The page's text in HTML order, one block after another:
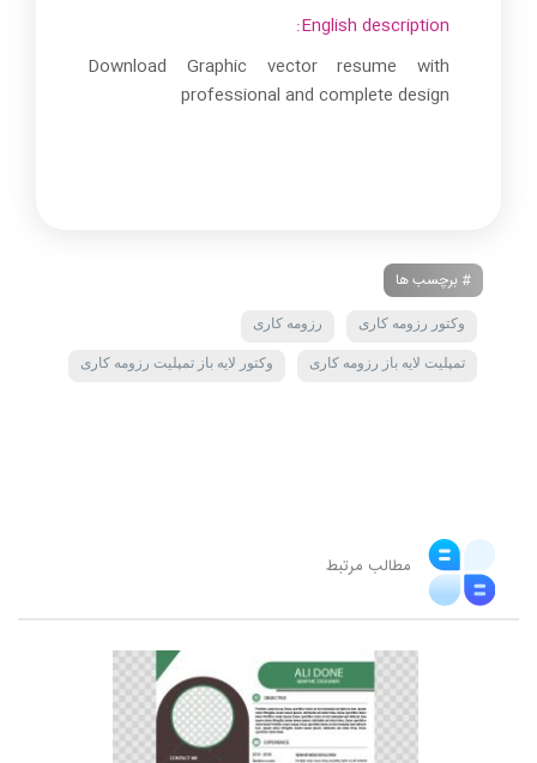
English description:
Download Graphic vector resume with
professional and complete design
# برچسب ها
وکتور رزومه کاری رزومه کاری
تمپلیت لایه باز رزومه کاری وکتور لایه باز تمپلیت رزومه کاری
مطالب مرتبط